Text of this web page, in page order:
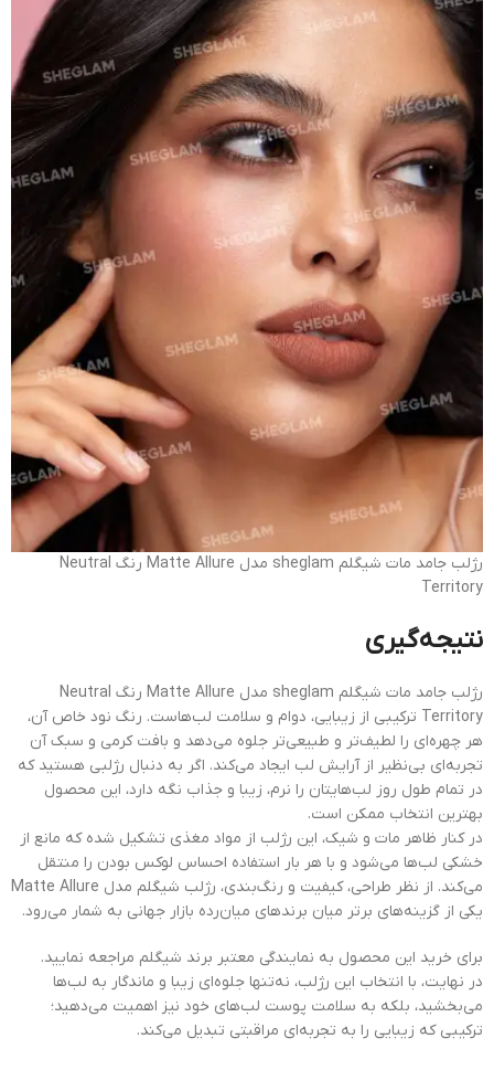
رژلب جامد مات شیگلم sheglam مدل Matte Allure رنگ Neutral
Territory
نتیجه‌گیری
رژلب جامد مات شیگلم sheglam مدل Matte Allure رنگ Neutral
Territory ترکیبی از زیبایی، دوام و سلامت لب‌هاست. رنگ نود خاص آن،
هر چهره‌ای را لطیف‌تر و طبیعی‌تر جلوه می‌دهد و بافت کرمی و سبک آن
تجربه‌ای بی‌نظیر از آرایش لب ایجاد می‌کند. اگر به دنبال رژلبی هستید که
در تمام طول روز لب‌هایتان را نرم، زیبا و جذاب نگه دارد، این محصول
بهترین انتخاب ممکن است.
در کنار ظاهر مات و شیک، این رژلب از مواد مغذی تشکیل شده که مانع از
خشکی لب‌ها می‌شود و با هر بار استفاده احساس لوکس بودن را منتقل
می‌کند. از نظر طراحی، کیفیت و رنگ‌بندی، رژلب شیگلم مدل Matte Allure
یکی از گزینه‌های برتر میان برندهای میان‌رده بازار جهانی به شمار می‌رود.
برای خرید این محصول به نمایندگی معتبر برند شیگلم مراجعه نمایید.
در نهایت، با انتخاب این رژلب، نه‌تنها جلوه‌ای زیبا و ماندگار به لب‌ها
می‌بخشید، بلکه به سلامت پوست لب‌های خود نیز اهمیت می‌دهید؛
ترکیبی که زیبایی را به تجربه‌ای مراقبتی تبدیل می‌کند.